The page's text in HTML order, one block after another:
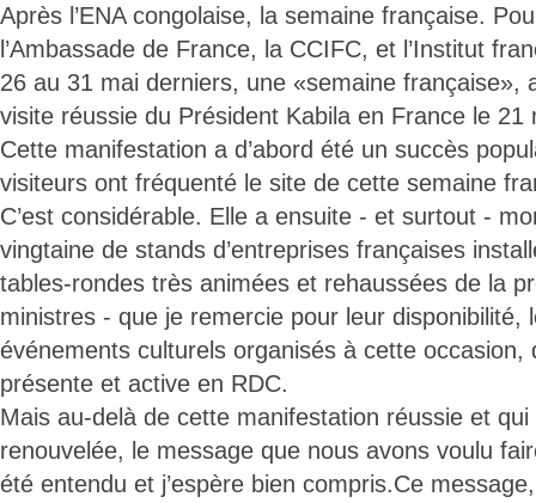
Après l’ENA congolaise, la semaine française.
l’Ambassade de France, la CCIFC, et l’Institut
26 au 31 mai derniers, une «semaine française»,
visite réussie du Président Kabila en France le 21
Cette manifestation a d’abord été un succès
visiteurs ont fréquenté le site de cette semaine
C’est considérable. Elle a ensuite - et surtout -
vingtaine de stands d’entreprises françaises
tables-rondes très animées et rehaussées de la
ministres - que je remercie pour leur disponibilité,
événements culturels organisés à cette occasion,
présente et active en RDC.
Mais au-delà de cette manifestation réussie et
renouvelée, le message que nous avons voulu
été entendu et j’espère bien compris.Ce